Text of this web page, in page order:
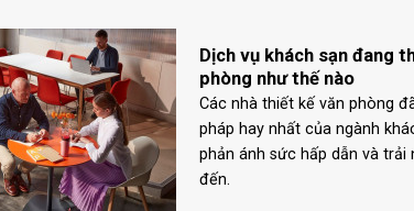
Dịch vụ khách sạn đang
phòng như thế nào
Các nhà thiết kế văn phòng
pháp hay nhất của ngành
phản ánh sức hấp dẫn và
đến.